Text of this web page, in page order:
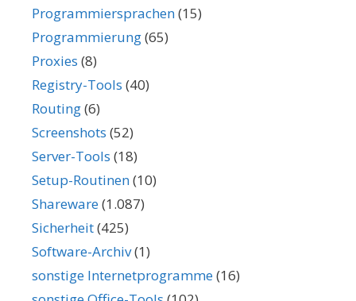
Programmiersprachen(15)
Programmierung(65)
Proxies (8)
Registry-Tools (40)
Routing(6)
Screenshots (52)
Server-Tools (18)
Setup-Routinen(10)
Shareware(1.087)
Sicherheit(425)
Software-Archiv(1)
sonstige Internetprogramme(16)